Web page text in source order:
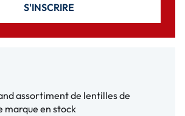
S'INSCRIRE
assortiment de lentilles de
marque en stock